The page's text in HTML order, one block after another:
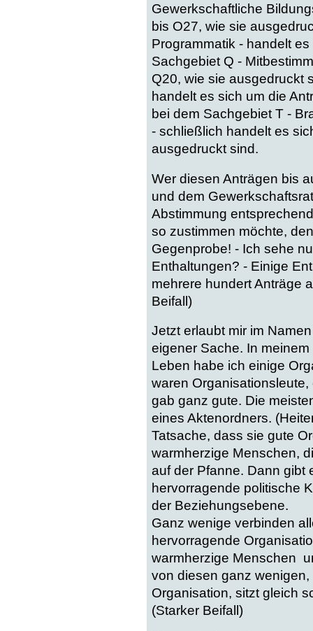
Gewerkschaftliche
bis O27, wie sie
Programmatik - handelt
Sachgebiet Q -
Q20, wie sie ausgedruckt
handelt es sich um die
bei dem Sachgebiet T -
- schließlich handelt es
ausgedruckt sind.
Wer diesen Anträgen bis
und dem
Abstimmung
so zustimmen möchte,
Gegenprobe! - Ich sehe
Enthaltungen? - Einige
mehrere hundert Anträge
Beifall)
Jetzt erlaubt mir im
eigener Sache. In
Leben habe ich einige
waren
gab ganz gute. Die
eines Aktenordners.
Tatsache, dass sie gute
warmherzige Menschen,
auf der Pfanne. Dann gibt
hervorragende politische
der Beziehungsebene.
Ganz wenige verbinden
hervorragende
warmherzige Menschen
von diesen ganz
Organisation, sitzt gleich
(Starker Beifall)